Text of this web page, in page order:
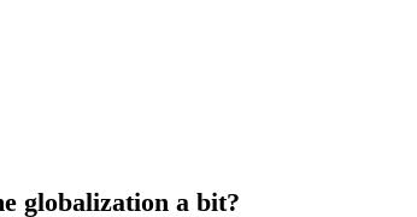
globalization a bit?